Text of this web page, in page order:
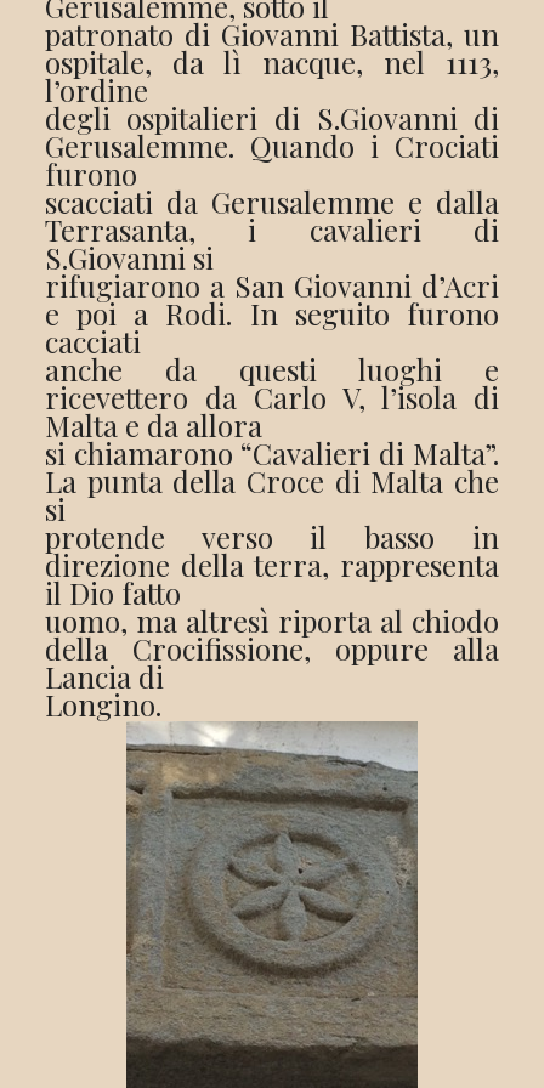
patronato di Giovanni Battista, un
ospitale, da lì nacque, nel 1113,
l’ordine
degli ospitalieri di S.Giovanni di
Gerusalemme. Quando i Crociati
furono
scacciati da Gerusalemme e dalla
Terrasanta, i cavalieri di
S.Giovanni si
rifugiarono a San Giovanni d’Acri
e poi a Rodi. In seguito furono
cacciati
anche da questi luoghi e
ricevettero da Carlo V, l’isola di
Malta e da allora
si chiamarono “Cavalieri di Malta”.
La punta della Croce di Malta che
si
protende verso il basso in
direzione della terra, rappresenta
il Dio fatto
uomo, ma altresì riporta al chiodo
della Crocifissione, oppure alla
Lancia di
Longino.